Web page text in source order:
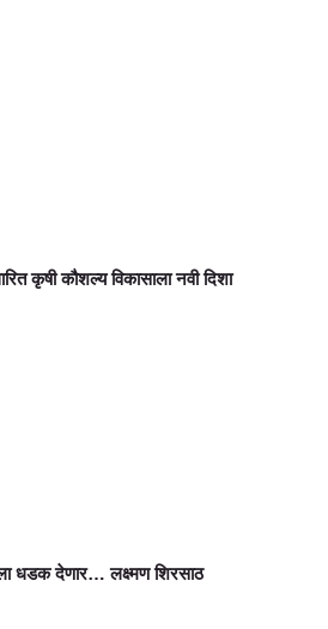
कृषी कौशल्य विकासाला नवी दिशा
धडक देणार… लक्ष्मण शिरसाठ